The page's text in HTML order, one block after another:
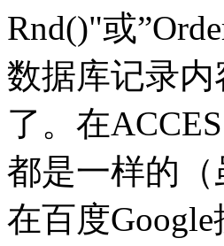
Rnd()"或
数据库记录内
了。在
都是一样的
在百度